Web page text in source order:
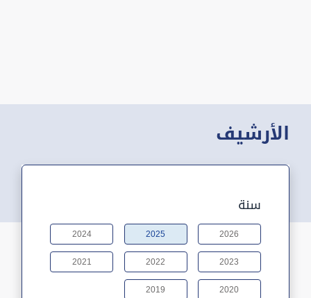
الأرشيف
سنة
2026
2025
2024
2023
2022
2021
2020
2019